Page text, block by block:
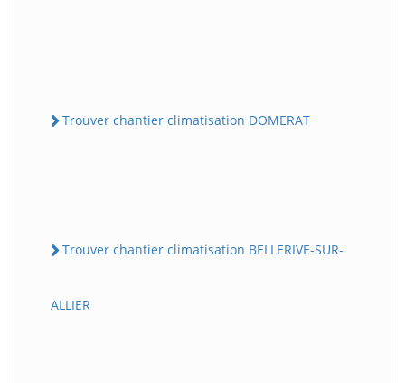
Trouver chantier climatisation DOMERAT
Trouver chantier climatisation BELLERIVE-SUR-
ALLIER